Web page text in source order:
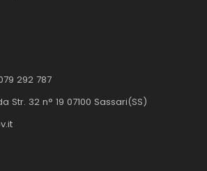
292 787
Str. 32 n° 19 07100 Sassari(SS)